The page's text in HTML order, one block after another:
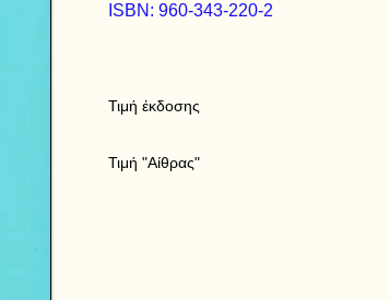
ISBN: 960-343-220-2
Τιμή έκδοσης
Τιμή "Αίθρας"